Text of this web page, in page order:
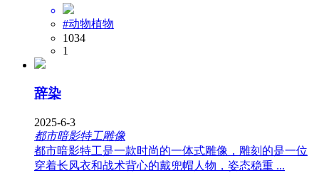
#动物植物
1034
1
辞染
2025-6-3
都市暗影特工雕像
都市暗影特工是一款时尚的一体式雕像，雕刻的是一位
穿着长风衣和战术背心的戴兜帽人物，姿态稳重 ...